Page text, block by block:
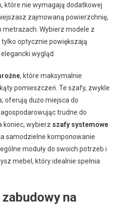
które nie wymagają dodatkowej
zajmowaną powierzchnię,
Wybierz modele z
optycznie powiększają
wygląd.
, które maksymalnie
pomieszczeń. Te szafy, zwykle
oferują dużo miejsca do
trudne do
koniec, wybierz szafy systemowe
samodzielne komponowanie
moduły do swoich potrzeb i
mebel, który idealnie spełnia
na